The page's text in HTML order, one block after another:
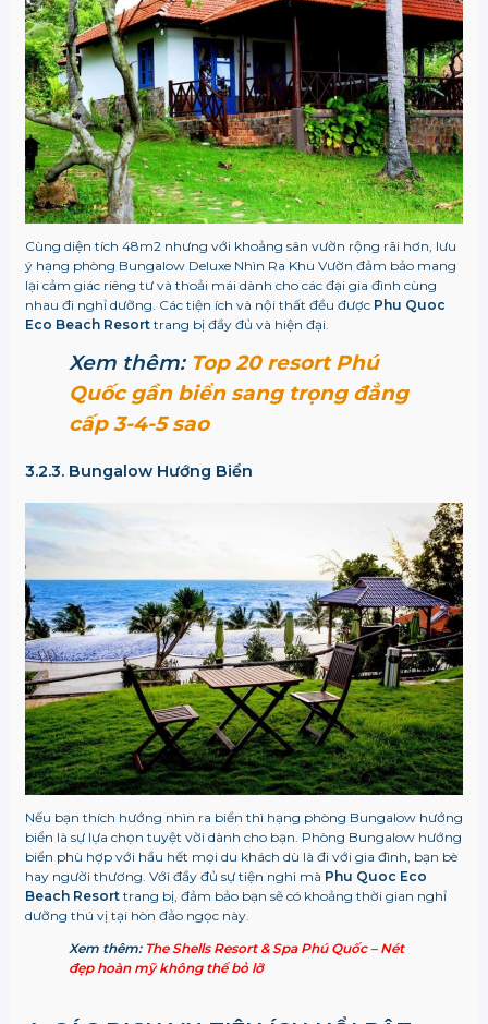
Cùng diện tích 48m2 nhưng với khoảng sân vườn rộng rãi hơn, lưu
ý hạng phòng Bungalow Deluxe Nhìn Ra Khu Vườn đảm bảo mang
lại cảm giác riêng tư và thoải mái dành cho các đại gia đình cùng
nhau đi nghỉ dưỡng. Các tiện ích và nội thất đều được Phu Quoc
Eco Beach Resorttrang bị đầy đủ và hiện đại.
Xem thêm: Top 20 resort Phú
Quốc gần biển sang trọng đẳng
cấp 3-4-5 sao
3.2.3. Bungalow Hướng Biển
Nếu bạn thích hướng nhìn ra biển thì hạng phòng Bungalow hướng
biển là sự lựa chọn tuyệt vời dành cho bạn. Phòng Bungalow hướng
biển phù hợp với hầu hết mọi du khách dù là đi với gia đình, bạn bè
hay người thương. Với đầy đủ sự tiện nghi mà Phu Quoc Eco
Beach Resorttrang bị, đảm bảo bạn sẽ có khoảng thời gian nghỉ
dưỡng thú vị tại hòn đảo ngọc này.
Xem thêm: The Shells Resort & Spa Phú Quốc – Nét
đẹp hoàn mỹ không thể bỏ lỡ